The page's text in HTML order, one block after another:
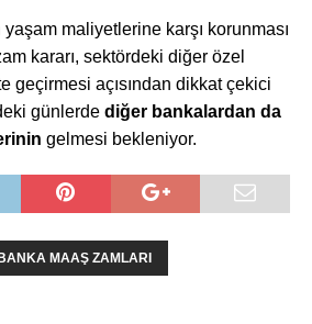
yaşam maliyetlerine karşı korunması
kararı, sektördeki diğer özel
geçirmesi açısından dikkat çekici
günlerde diğer bankalardan da
gelmesi bekleniyor.
BANKA MAAŞ ZAMLARI